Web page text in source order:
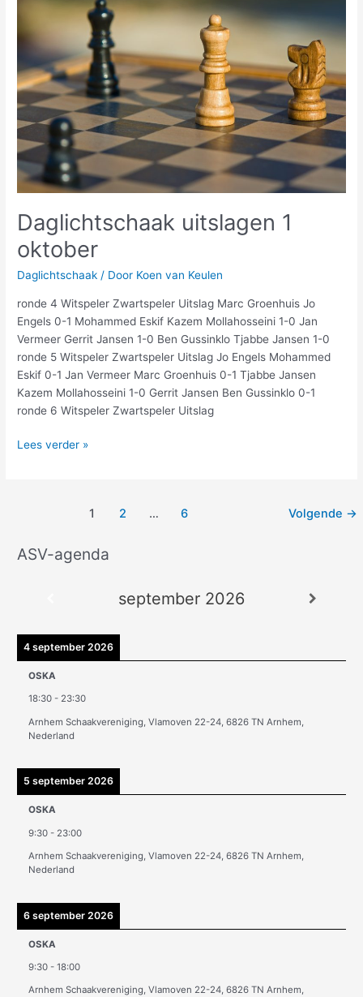
Daglichtschaak uitslagen 1
oktober
Daglichtschaak / Door Koen van Keulen
ronde 4 Witspeler Zwartspeler Uitslag Marc Groenhuis Jo
Engels 0-1 Mohammed Eskif Kazem Mollahosseini 1-0 Jan
Vermeer Gerrit Jansen 1-0 Ben Gussinklo Tjabbe Jansen 1-0
ronde 5 Witspeler Zwartspeler Uitslag Jo Engels Mohammed
Eskif 0-1 Jan Vermeer Marc Groenhuis 0-1 Tjabbe Jansen
Kazem Mollahosseini 1-0 Gerrit Jansen Ben Gussinklo 0-1
ronde 6 Witspeler Zwartspeler Uitslag
oktober
Lees verder »
1 2 … 6 Volgende →
ASV-agenda
september 2026
4 september 2026
OSKA
18:30 - 23:30
Arnhem Schaakvereniging, Vlamoven 22-24, 6826 TN Arnhem,
Nederland
5 september 2026
OSKA
9:30 - 23:00
Arnhem Schaakvereniging, Vlamoven 22-24, 6826 TN Arnhem,
Nederland
6 september 2026
OSKA
9:30 -18:00
Arnhem Schaakvereniging, Vlamoven 22-24, 6826 TN Arnhem,
A
e